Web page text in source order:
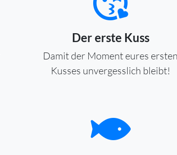
Der erste Kuss
Damit der Moment eures ersten
Kusses unvergesslich bleibt!